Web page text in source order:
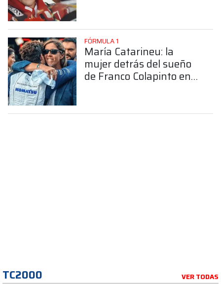
FÓRMULA 1
María Catarineu: la
mujer detrás del sueño
de Franco Colapinto en
TC2000 VER TODAS